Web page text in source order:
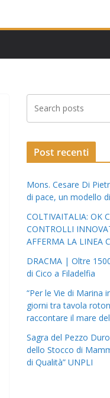
Post recenti
Mons. Cesare Di
di pace, un modello
COLTIVAITALIA: OK
CONTROLLI
AFFERMA LA LINEA
DRACMA | Oltre
di Cico a Filadelfia
“Per le Vie di Marina
giorni tra tavola
raccontare il mare
Sagra del Pezzo
dello Stocco di
di Qualità” UNPLI